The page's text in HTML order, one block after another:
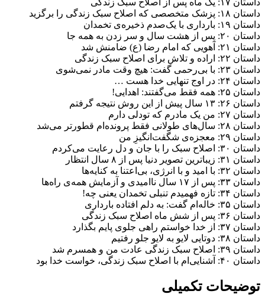
داستان ۱۸: پزشک متخصصی که اصلاح سبک زندگی را برگزید
داستان ۱۹: بارداری با یک‌صدم ذخیره‌ی تخمدان
داستان ۲۰: پس از هشت سال و سر زدن به همه جا
داستان ۲۱: آهویی که امام رضا (ع) ضامنش شد
داستان ۲۲: اراده و تلاش برای اصلاح سبک زندگی
داستان ۲۳: با بی‌رحمی گفت: هیچ وقت مادر نمی‌شوی
داستان ۲۴: در اوج تنهایی خدا هست …
داستان ۲۵: همه فقط می‌گفتند: اهدایی!
داستان ۲۶: ۱۳ سال پیش از این روش نتیجه گرفتم
داستان ۲۷: من یک مادرم که تودلی دارم
داستان ۲۸: سال‌های طولانی فقط پرونده‌ام قطورتر می‌شد
داستان ۲۹: معجزه‌ی شگفت‌انگیزِ من
داستان ۳۰: اصلاح سبک را با جان و دل رعایت می‌کردم
داستان ۳۱: زیباترین تصویر دنیا پس از ۸ سال انتظار
داستان ۳۲: با امید و با انرژی، بی‌اعتنا به کنایه‌ها
داستان ۳۳: پس از ۱۷ سال ناامیدی و آزمایش همه‌ی راه‌ها
داستان ۳۴: تازه فهمیدم تنبلی تخمدان یعنی چه!
داستان ۳۵: خاله‌ام گفت: به دلم افتاده بارداری
داستان ۳۶: پس از شش ماه اصلاح سبک زندگی
داستان ۳۷: از خدا خواستم راهی جلوی پایم بگذارد
داستان ۳۸: دوتایی لایو به لایو جلو رفتیم
داستان ۳۹: اصلاح سبک زندگی عادت من و همسرم شد
داستان ۴۰: آشنایی‌ام با اصلاح سبک زندگی، خواست خدا بود
توضیحات تکمیلی